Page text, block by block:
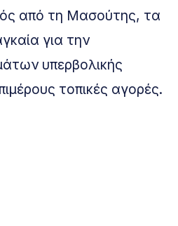
από τη Μασούτης, τα
για την
υπερβολικής
τοπικές αγορές.